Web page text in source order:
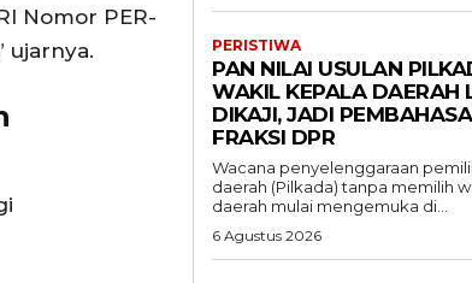
Nomor PER-
ujarnya.
PERISTIWA
PAN NILAI USULAN
WAKIL KEPALA DAERAH
DIKAJI, JADI
FRAKSI DPR
Wacana penyelenggaraan
daerah (Pilkada) tanpa memilih
daerah mulai mengemuka di...
6 Agustus 2026